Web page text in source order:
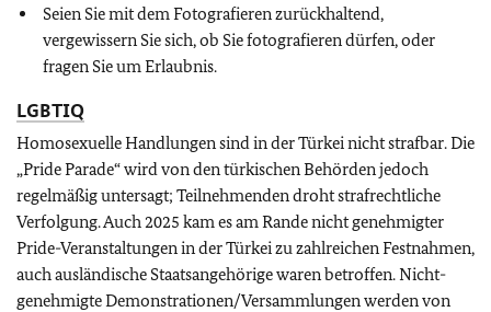
Seien Sie mit dem Fotografieren zurückhaltend,
vergewissern Sie sich, ob Sie fotografieren dürfen, oder
fragen Sie um Erlaubnis.
LGBTIQ
Homosexuelle Handlungen sind in der Türkei nicht strafbar. Die
„Pride Parade“ wird von den türkischen Behörden jedoch
regelmäßig untersagt; Teilnehmenden droht strafrechtliche
Verfolgung. Auch 2025 kam es am Rande nicht genehmigter
Pride-Veranstaltungen in der Türkei zu zahlreichen Festnahmen,
auch ausländische Staatsangehörige waren betroffen. Nicht-
genehmigte Demonstrationen/Versammlungen werden von